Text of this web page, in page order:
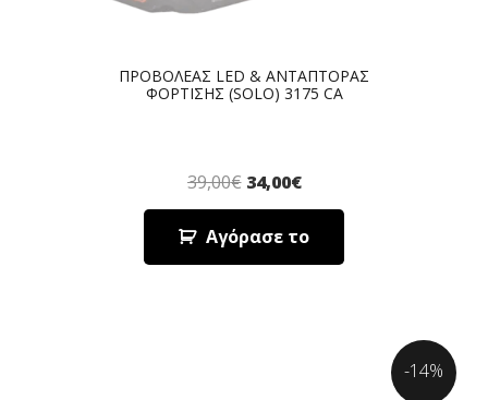
ΠΡΟΒΟΛΕΑΣ LED & ΑΝΤΑΠΤΟΡΑΣ
ΦΟΡΤΙΣΗΣ (SOLO) 3175 CA
39,00€ 34,00€
Αγόρασε το
-14%